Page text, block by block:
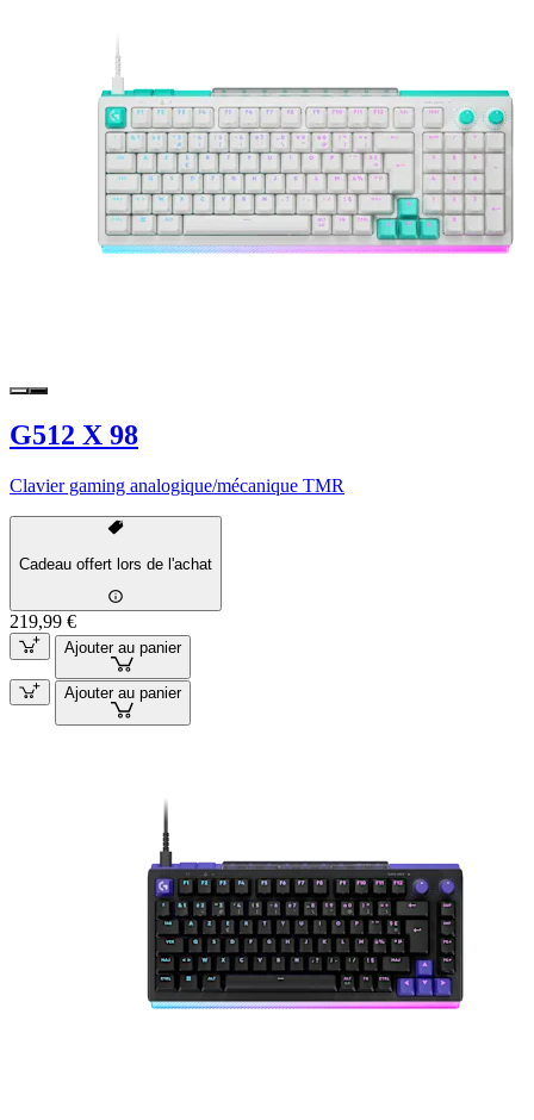
G512 X 98
Clavier gaming analogique/mécanique TMR
Cadeau offert lors de l'achat
219,99 €
Ajouter au panier
Ajouter au panier